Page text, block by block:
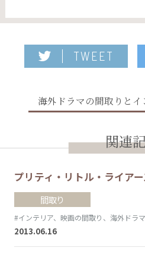
TWEET
海外ドラマの間取りと
関連
プリティ・リトル・ライア
間取り
#インテリア、映画の間取り、海外ドラマ
2013.06.16